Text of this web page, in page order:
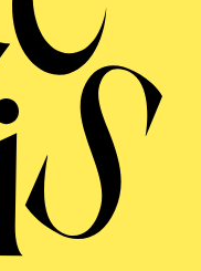
Babykonzert
das